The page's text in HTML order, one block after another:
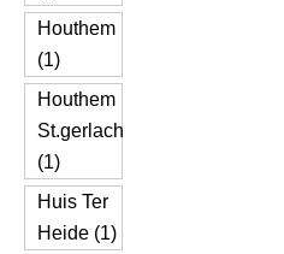
Houthem
(1)
Houthem
St.gerlach
(1)
Huis Ter
Heide (1)